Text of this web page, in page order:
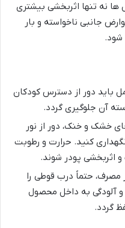
نه تنها اثربخشی بیشتری
جانبی ناخواسته و بار
شود.
باید دور از دسترس کودکان
آن جلوگیری گردد.
خشک و خنک، دور از نور
کنید. حرارت و رطوبت
اثربخشی پودر شوند.
مصرف، حتماً درب قوطی را
و آلودگی به داخل محصول
گردد.